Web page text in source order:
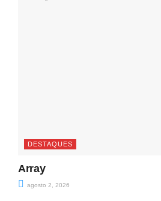
DESTAQUES
Array
agosto 2, 2026